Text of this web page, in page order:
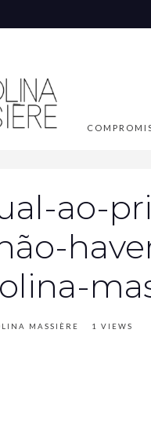
ao-
MASSIÈRE 1 VIEWS